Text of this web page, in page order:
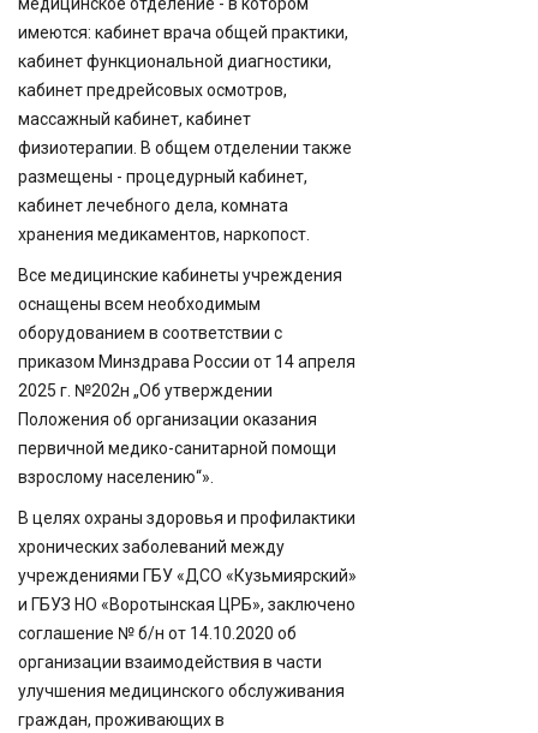
имеются: кабинет врача общей практики,
кабинет функциональной диагностики,
кабинет предрейсовых осмотров,
массажный кабинет, кабинет
физиотерапии. В общем отделении также
размещены - процедурный кабинет,
кабинет лечебного дела, комната
хранения медикаментов, наркопост.
Все медицинские кабинеты учреждения
оснащены всем необходимым
оборудованием в соответствии с
приказом Минздрава России от 14 апреля
2025 г. №202н „Об утверждении
Положения об организации оказания
первичной медико-санитарной помощи
взрослому населению“».
В целях охраны здоровья и профилактики
хронических заболеваний между
учреждениями ГБУ «ДСО «Кузьмиярский»
и ГБУЗ НО «Воротынская ЦРБ», заключено
соглашение № б/н от 14.10.2020 об
организации взаимодействия в части
улучшения медицинского обслуживания
граждан, проживающих в